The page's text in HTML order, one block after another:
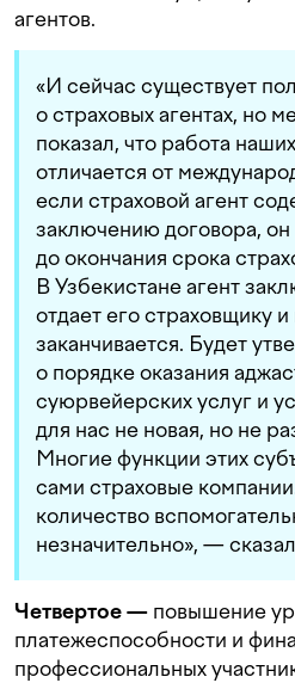
агентов.
«И сейчас существует
о страховых агентах, но
показал, что работа
отличается от
если страховой агент
заключению договора, он
до окончания срока
В Узбекистане агент
отдает его страховщику
заканчивается. Будет
о порядке оказания
суюрвейерских услуг и
для нас не новая, но не
Многие функции этих
сами страховые
количество
незначительно», —
Четвертое — повышение
платежеспособности и
профессиональных